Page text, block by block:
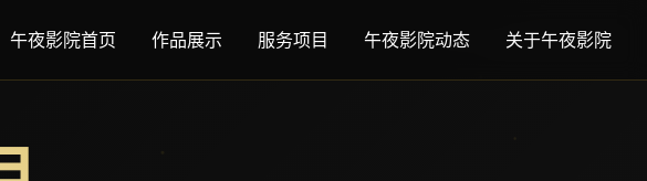
午夜影院首页 作品展示 服务项目 午夜影院动态 关于午夜影院